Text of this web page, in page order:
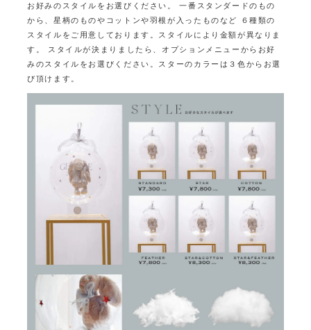
お好みのスタイルをお選びください。
一番スタンダードのもの
から、星柄のものやコットンや羽根が入ったものなど
６種類の
スタイルをご用意しております。スタイルにより金額が異なりま
す。
スタイルが決まりましたら、オプションメニューからお好
みのスタイルをお選びください。 スターのカラーは３色からお選
び頂けます。